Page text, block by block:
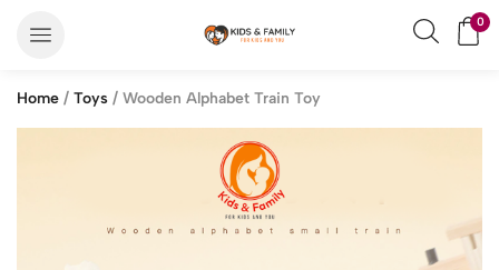
0
Home / Toys / Wooden Alphabet Train Toy